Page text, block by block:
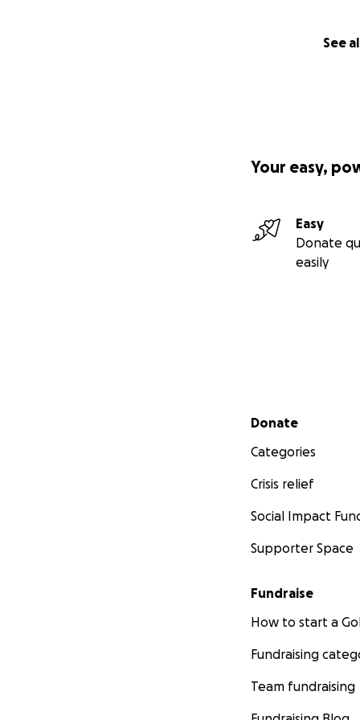
See
Your easy,
Easy
Donate
easily
Secondary menu
Donate
Categories
Crisis relief
Social Impact
Supporter Space
Fundraise
How to start a
Fundraising
Team fundraising